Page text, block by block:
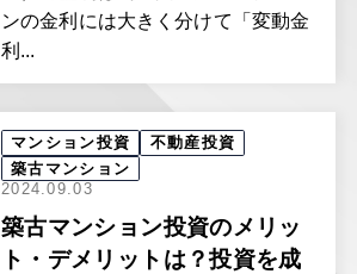
ンの金利には大きく分けて「変動金
利...
マンション投資
不動産投資
築古マンション
2024.09.03
築古マンション投資のメリッ
ト・デメリットは？投資を成